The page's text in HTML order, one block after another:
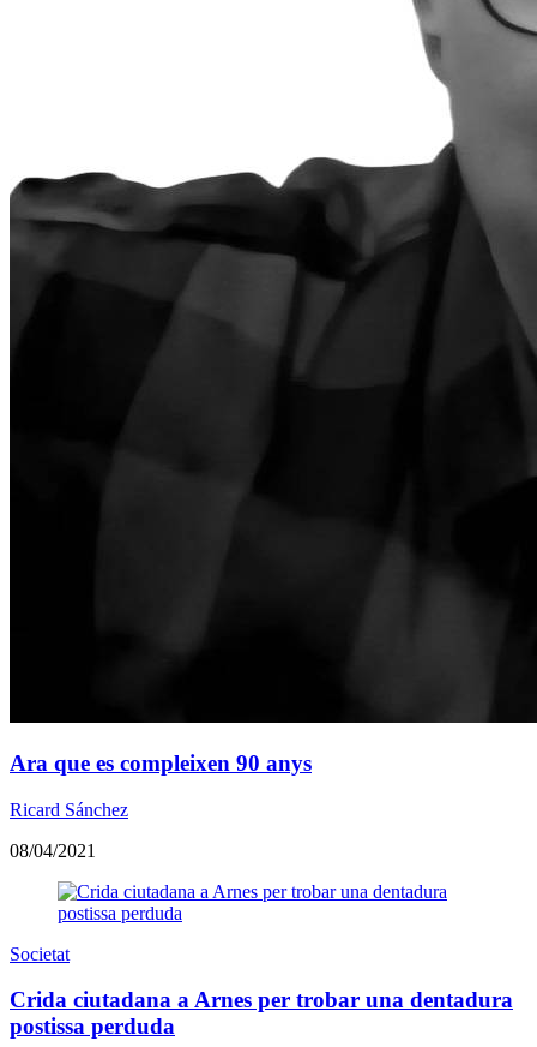
Ara que es compleixen 90 anys
Ricard Sánchez
08/04/2021
Societat
Crida ciutadana a Arnes per trobar una dentadura
postissa perduda